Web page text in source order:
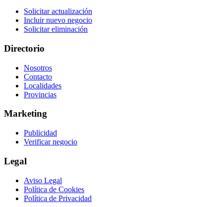
Solicitar actualización
Incluir nuevo negocio
Solicitar eliminación
Directorio
Nosotros
Contacto
Localidades
Provincias
Marketing
Publicidad
Verificar negocio
Legal
Aviso Legal
Política de Cookies
Política de Privacidad